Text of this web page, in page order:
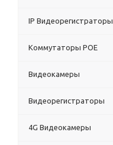
IP Видеорегистраторы
Коммутаторы POE
Видеокамеры
Видеорегистраторы
4G Видеокамеры